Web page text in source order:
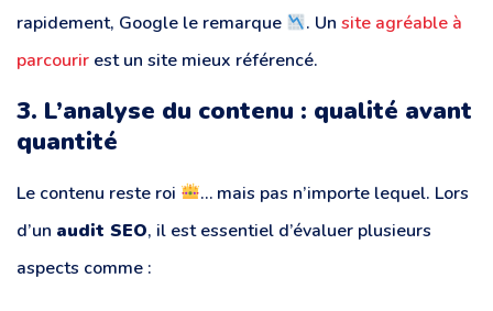
rapidement, Google le remarque
. Unsite agréable à
parcourir est un site mieux référencé.
3. L’analyse du contenu : qualité avant
quantité
Le contenu reste roi
… mais pas n’importe lequel. Lors
d’un audit SEO, il est essentiel d’évaluer plusieurs
aspects comme :